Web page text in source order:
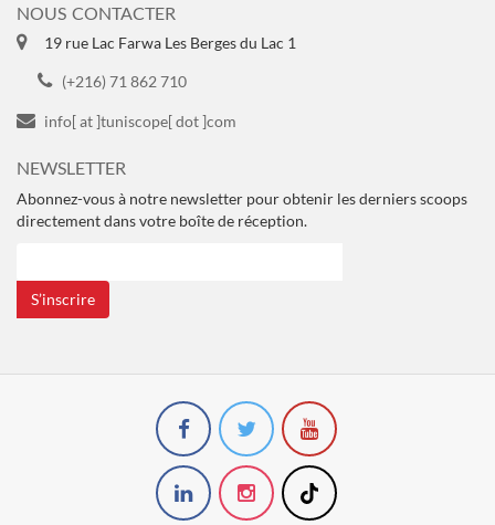
NOUS CONTACTER
19 rue Lac Farwa Les Berges du Lac 1
(+216) 71 862 710
info[ at ]tuniscope[ dot ]com
NEWSLETTER
Abonnez-vous à notre newsletter pour obtenir les derniers scoops
directement dans votre boîte de réception.
S’inscrire